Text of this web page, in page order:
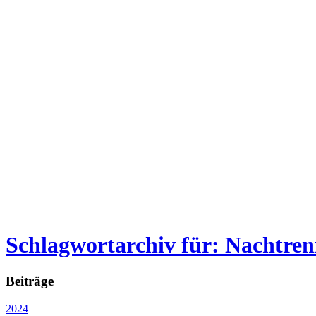
Schlagwortarchiv für:
Beiträge
2024